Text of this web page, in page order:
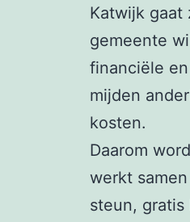
Katwijk gaat
gemeente
financiële
mijden
kosten.
Daarom
werkt
steun,